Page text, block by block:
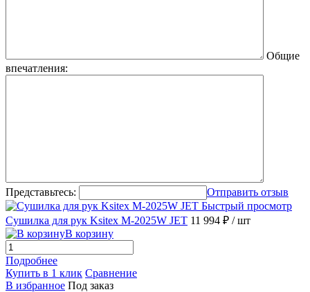
Общие
впечатления:
Представьтесь:
Отправить отзыв
Быстрый просмотр
Сушилка для рук Ksitex M-2025W JET 11 994 ₽ / шт
В корзину
Подробнее
Купить в 1 клик Сравнение
В избранное Под заказ